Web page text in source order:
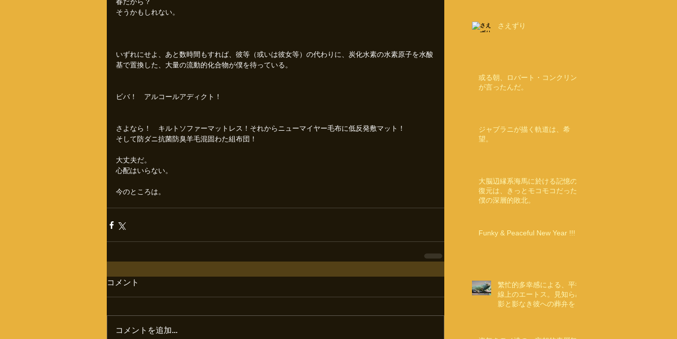
そうかもしれない。
いずれにせよ、あと数時間もすれば、彼等（或いは彼女等）の代わりに、炭化水素の水素原子を水酸
基で置換した、大量の流動的化合物が僕を待っている。
ビバ！　アルコールアディクト！
さよなら！　キルトソファーマットレス！それからニューマイヤー毛布に低反発敷マット！
そして防ダニ抗菌防臭羊毛混固わた組布団！
大丈夫だ。
心配はいらない。
今のところは。
コメント
コメントを追加…
さえずり
或る朝、ロバート・コンクリン
が言ったんだ。
ジャブラニが描く軌道は、希
望。
大脳辺縁系海馬に於ける記憶の
復元は、きっとモコモコだった
僕の深層的敗北。
Funky & Peaceful New Year !!!
繁忙的多幸感による、平行
線上のエートス。見知らぬ
影と影なき彼への葬弁を添